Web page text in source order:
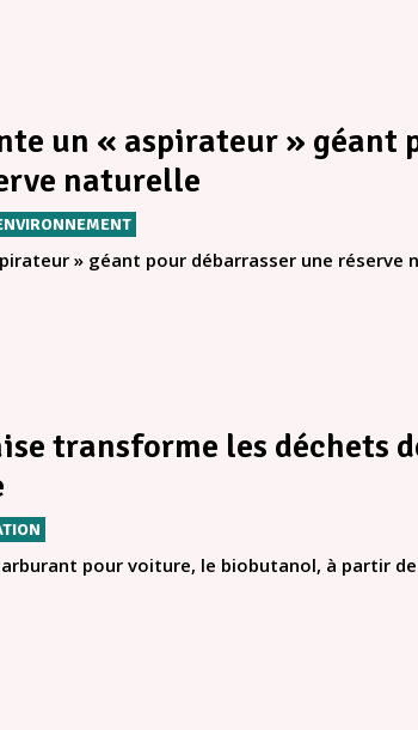
un « aspirateur » géant
naturelle
» géant pour débarrasser une réserve
transforme les déchets
pour voiture, le biobutanol, à partir